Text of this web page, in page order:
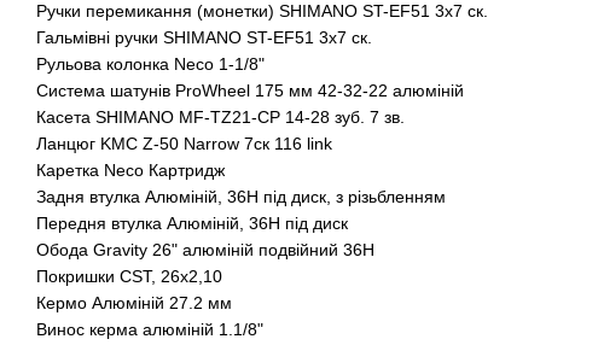
Ручки перемикання (монетки) SHIMANO ST-EF51 3х7 ск.
Гальмівні ручки SHIMANO ST-EF51 3х7 ск.
Рульова колонка Neco 1-1/8"
Система шатунів ProWheel 175 мм 42-32-22 алюміній
Касета SHIMANO MF-TZ21-CP 14-28 зуб. 7 зв.
Ланцюг KMC Z-50 Narrow 7ск 116 link
Каретка Neco Картридж
Задня втулка Алюміній, 36H під диск, з різьбленням
Передня втулка Алюміній, 36H під диск
Обода Gravity 26" алюміній подвійний 36Н
Покришки CST, 26x2,10
Кермо Алюміній 27.2 мм
Винос керма алюміній 1.1/8"